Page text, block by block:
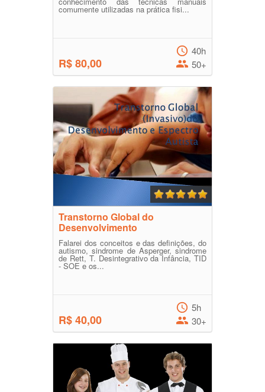
comumente utilizadas na prática fisi...
R$ 80,00
40h
50+
Transtorno Global do
Desenvolvimento
Falarei dos conceitos e das definições, do
autismo, sindrome de Asperger, sindrome
de Rett, T. Desintegrativo da Infância, TID
- SOE e os...
R$ 40,00
5h
30+